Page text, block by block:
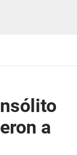
a